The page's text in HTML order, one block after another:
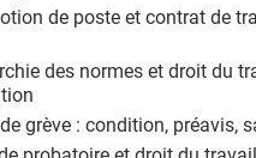
de poste et contrat de
des normes et droit du
grève : condition, préavis,